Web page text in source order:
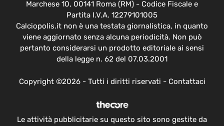
Marchese 10, 00141 Roma (RM) - Codice Fiscale e
Partita I.V.A. 12279101005
Calciopolis.it non è una testata giornalistica, in quanto
viene aggiornato senza alcuna periodicità. Non può
pertanto considerarsi un prodotto editoriale ai sensi
della legge n. 62 del 07.03.2001
Copyright ©2026 - Tutti i diritti riservati - Contattaci
Le attività pubblicitarie su questo sito sono gestite da